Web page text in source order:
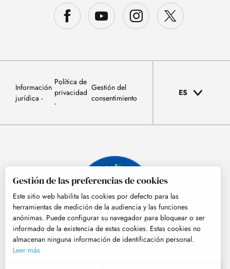
Información
jurídica
Política de
privacidad
Gestión del
consentimiento
ES
© Tourisme Hautes-Pyrénées
Gestión de las preferencias de cookies
Este sitio web habilita las cookies por defecto para las
herramientas de medición de la audiencia y las funciones
anónimas. Puede configurar su navegador para bloquear o ser
informado de la existencia de estas cookies. Estas cookies no
almacenan ninguna información de identificación personal.
Leer más